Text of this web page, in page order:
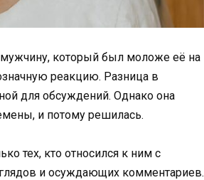
который был моложе её на
реакцию. Разница в
для обсуждений. Однако она
и потому решилась.
тех, кто относился к ним с
и осуждающих комментариев.